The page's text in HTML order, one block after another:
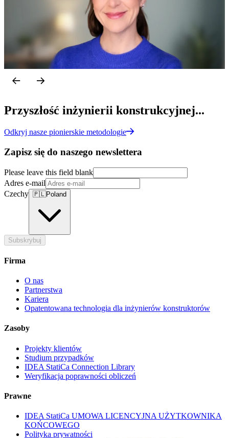
planowaniu biznesowym, oprogramowaniu dla przedsiębiorstw,
sprzedaży, zarządzaniu dokumentami i zarządzaniu treścią w
przedsiębiorstwach.
Doświadczony lider zdolny do budowania i rozwijania skutecznego
i zaangażowanego zespołu.
LinkedIn
Przyszłość inżynierii konstrukcyjnej...
Odkryj nasze pionierskie metodologie
Zapisz się do naszego newslettera
Please leave this field blank
Adres e-mail
Czechy 🇵🇱Poland
Subskrybuj
Firma
O nas
Partnerstwa
Kariera
Opatentowana technologia dla inżynierów konstruktorów
Zasoby
Projekty klientów
Studium przypadków
IDEA StatiCa Connection Library
Weryfikacja poprawności obliczeń
Prawne
IDEA StatiCa UMOWA LICENCYJNA UŻYTKOWNIKA
KOŃCOWEGO
Polityka prywatności